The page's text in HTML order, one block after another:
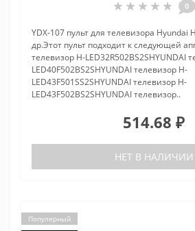
0
YDX-107 пульт для телевизора Hyundai
др.Этот пульт подходит к следующей
телевизор H-LED32R502BS2SHYUNDAI
LED40F502BS2SHYUNDAI телевизор H-
LED43F501SS2SHYUNDAI телевизор H-
LED43F502BS2SHYUNDAI телевизор..
514.68 ₽
НЕТ В НАЛИЧИИ
Популярный